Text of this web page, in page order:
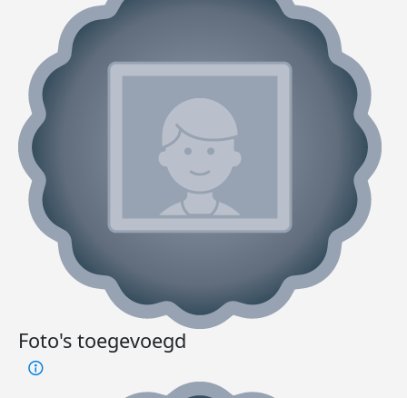
Foto's toegevoegd